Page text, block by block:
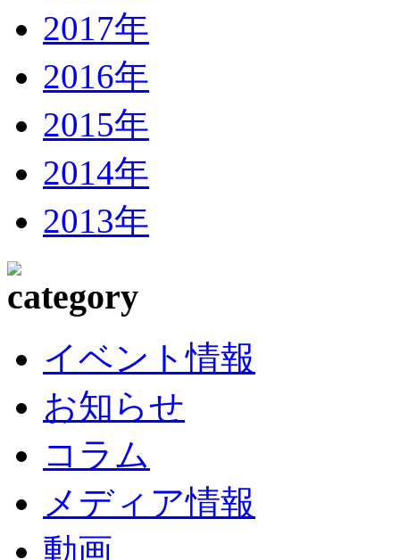
2017年
2016年
2015年
2014年
2013年
イベント情報
お知らせ
コラム
メディア情報
動画